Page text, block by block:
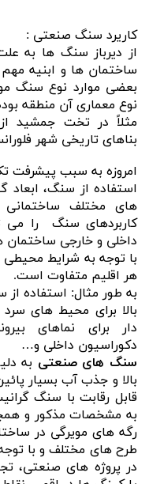
کاریرد سنگ صنعتی :
از دیرباز سنگ ها به
ساختمان ها و ابنیه
بعضی موارد نوع سنگ
نوع معماری آن منطقه
مثلاً در تخت جمشید
بناهای تاریخی شهر
امروزه به سبب پیشرفت
استفاده از سنگ،
های مختلف ساختمانی
کاربردهای سنگ را
داخلی و خارجی ساختمان
با توجه به شرایط
هر اقلیم متفاوت است.
به طور مثال: استفاده
بالا برای محیط های
دار برای نماهای
دکوراسیون داخلی و…
سنگ های صنعتی به
بالا و جذب آب بسیار
قابل رقابت با سنگ
به مشخصات مذکور و
رگه های مویرگی در
طرح های مختلف و با
در پروژه های صنعتی،